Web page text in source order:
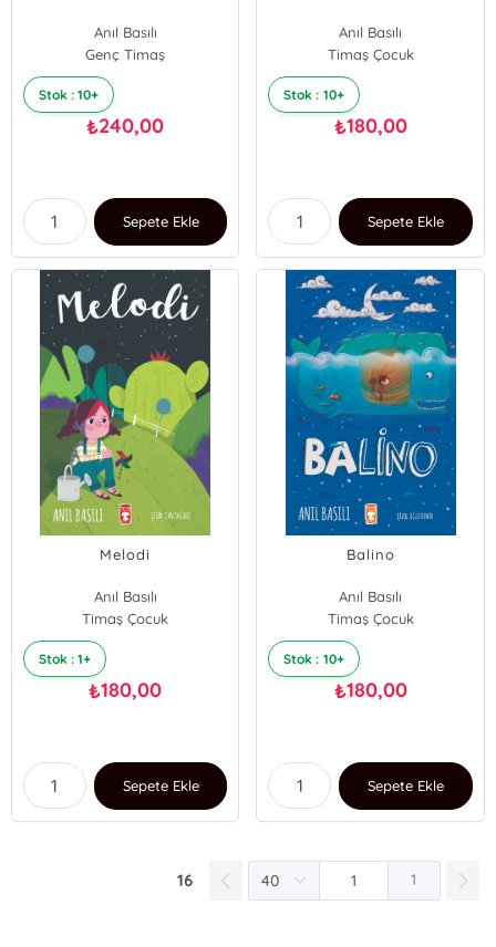
Anıl Basılı
Genç Timaş
Stok : 10+
₺240,00
Sepete Ekle
Anıl Basılı
Timaş Çocuk
Stok : 10+
₺180,00
Sepete Ekle
Melodi
Anıl Basılı
Timaş Çocuk
Stok : 1+
₺180,00
Sepete Ekle
Balino
Anıl Basılı
Timaş Çocuk
Stok : 10+
₺180,00
Sepete Ekle
16 1